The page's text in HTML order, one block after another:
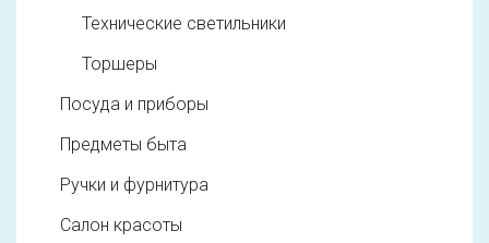
Технические светильники
Торшеры
Посуда и приборы
Предметы быта
Ручки и фурнитура
Салон красоты